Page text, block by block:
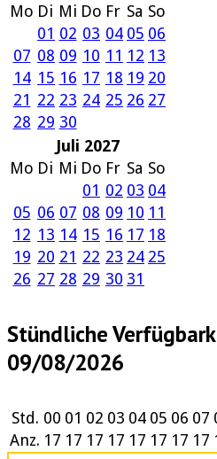
Mo Di Mi Do Fr Sa So
01 02 03 04 05 06
07 08 09 10 11 12 13
14 15 16 17 18 19 20
21 22 23 24 25 26 27
28 29 30
Juli 2027
Mo Di Mi Do Fr Sa So
01 02 03 04
05 06 07 08 09 10 11
12 13 14 15 16 17 18
19 20 21 22 23 24 25
26 27 28 29 30 31
Stündliche
09/08/2026
Std. 00 01 02 03 04 05 06 07
Anz. 17 17 17 17 17 17 17 17